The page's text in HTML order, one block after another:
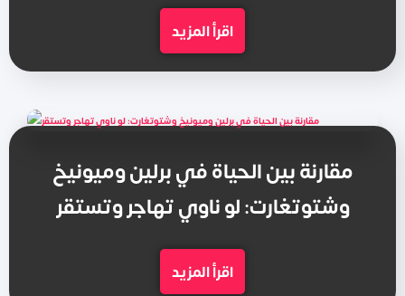
اقرأ المزيد
مقارنة بين الحياة في برلين وميونيخ
وشتوتغارت: لو ناوي تهاجر وتستقر
اقرأ المزيد